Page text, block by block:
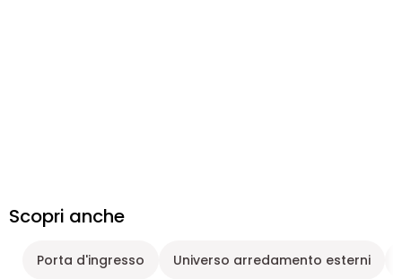
Scopri anche
Porta d'ingresso Universo arredamento esterni